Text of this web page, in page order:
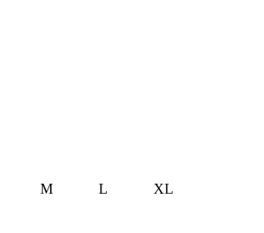
M L XL